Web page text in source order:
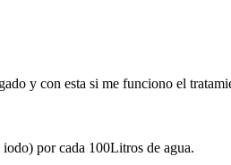
y con esta si me funciono el
por cada 100Litros de agua.